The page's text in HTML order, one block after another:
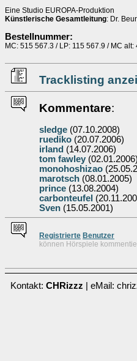
Eine Studio EUROPA-Produktion
Künstlerische Gesamtleitung: Dr.
Bestellnummer:
MC: 515 567.3 / LP: 115 567.9 / MC alt:
Tracklisting
Kommentare:
sledge (07.10.2008)
ruediko (20.07.2006)
irland (14.07.2006)
tom fawley (02.01.2006)
monohoshizao
marotsch (08.01.2005)
prince (13.08.2004)
carbonteufel
Sven (15.05.2001)
Registrierte Benutzer
können Hörspiele
Kontakt: CHRizzz | eMail: